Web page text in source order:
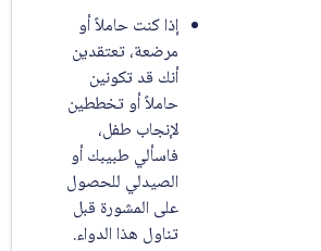
إذا كنت حاملاً أو
مرضعة، تعتقدين
أنك قد تكونين
حاملاً أو تخططين
لإنجاب طفل،
فاسألي طبيبك أو
الصيدلي للحصول
على المشورة قبل
تناول هذا الدواء.